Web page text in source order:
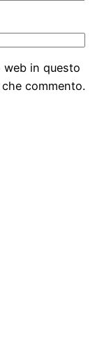
web in questo
commento.